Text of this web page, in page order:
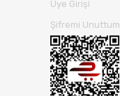
Üye Girişi
Şifremi Unuttum